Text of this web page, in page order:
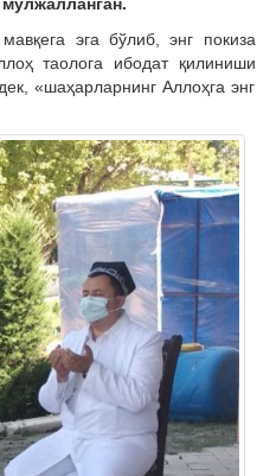
эга бўлиб, энг покиза
таолога ибодат қилиниши
«шаҳарларнинг Аллоҳга энг